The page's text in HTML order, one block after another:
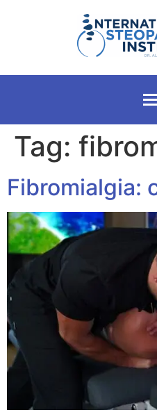
Tag:
Fibromialgia: